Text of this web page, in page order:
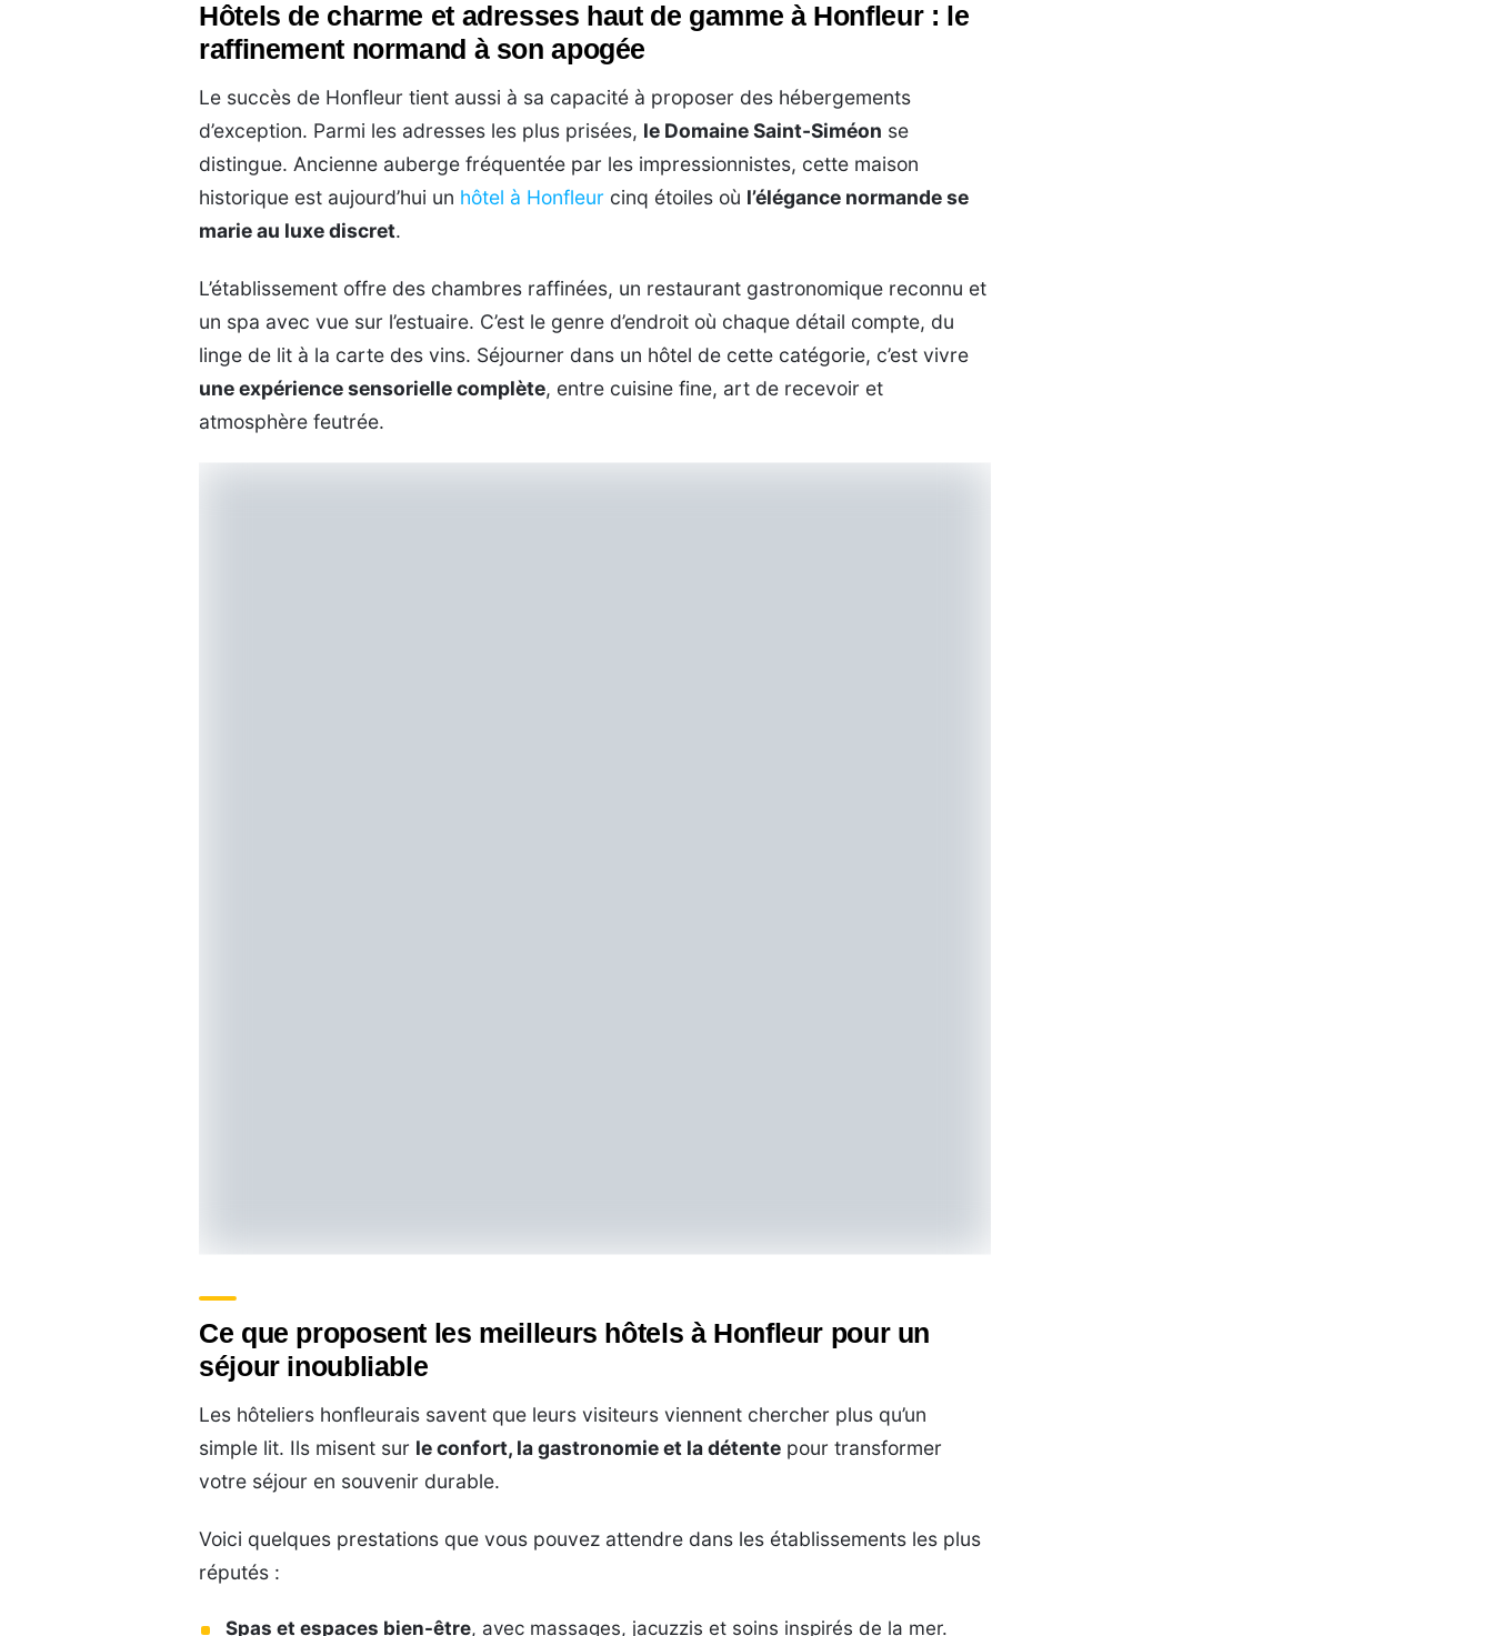
Hôtels de charme et adresses haut de gamme à Honfleur : le
raffinement normand à son apogée
Le succès de Honfleur tient aussi à sa capacité à proposer des hébergements
d’exception. Parmi les adresses les plus prisées, le Domaine Saint-Siméon se
distingue. Ancienne auberge fréquentée par les impressionnistes, cette maison
historique est aujourd’hui un hôtel à Honfleur cinq étoiles où l’élégance normande se
marie au luxe discret.
L’établissement offre des chambres raffinées, un restaurant gastronomique reconnu et
un spa avec vue sur l’estuaire. C’est le genre d’endroit où chaque détail compte, du
linge de lit à la carte des vins. Séjourner dans un hôtel de cette catégorie, c’est vivre
une expérience sensorielle complète, entre cuisine fine, art de recevoir et
atmosphère feutrée.
Ce que proposent les meilleurs hôtels à Honfleur pour un
séjour inoubliable
Les hôteliers honfleurais savent que leurs visiteurs viennent chercher plus qu’un
simple lit. Ils misent sur le confort, la gastronomie et la détente pour transformer
votre séjour en souvenir durable.
Voici quelques prestations que vous pouvez attendre dans les établissements les plus
réputés :
Spas et espaces bien-être, avec massages, jacuzzis et soins inspirés de la mer.